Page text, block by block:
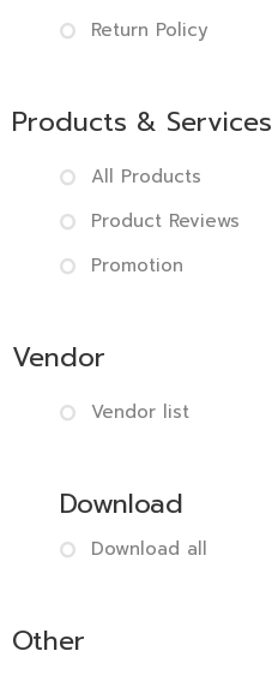
Return Policy
Products & Services
All Products
Product Reviews
Promotion
Vendor
Vendor list
Download
Download all
Other